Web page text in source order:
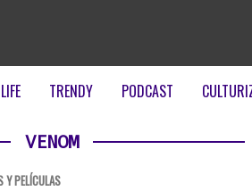
LIFE TRENDY PODCAST
VENOM
Y PELÍCULAS